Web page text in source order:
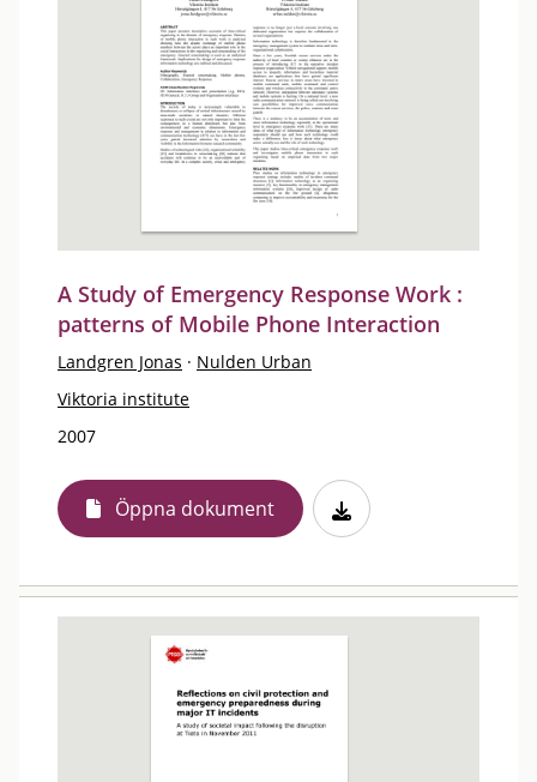
A Study of Emergency Response Work :
patterns of Mobile Phone Interaction
Landgren Jonas · Nulden Urban
Viktoria institute
2007
Öppna dokument